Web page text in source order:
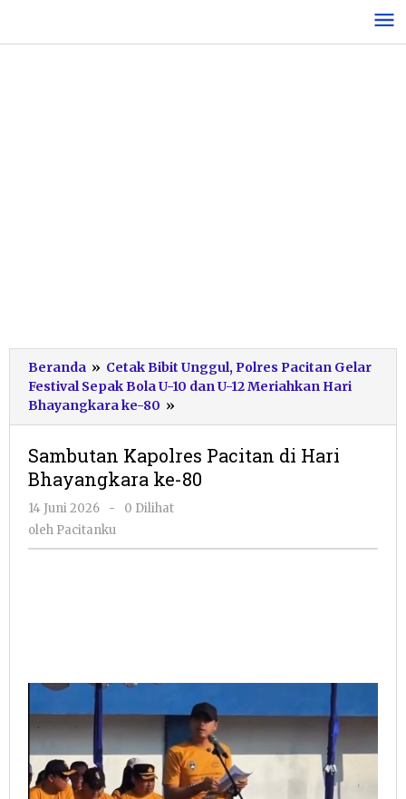
konten
Beranda » Cetak Bibit Unggul, Polres Pacitan Gelar
Festival Sepak Bola U-10 dan U-12 Meriahkan Hari
Bhayangkara ke-80 »
Kapolres
di
Hari
Sambutan Kapolres Pacitan di Hari
Bhayangkara ke-80
14 Juni 2026
oleh
Pacitanku
-
0 Dilihat
oleh Pacitanku